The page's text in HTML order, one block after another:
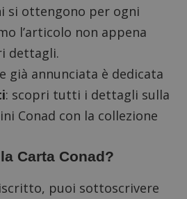
si ottengono per ogni
l’articolo non appena
dettagli.
già annunciata è dedicata
: scopri tutti i dettagli sulla
Conad con la collezione
Carta Conad?
puoi sottoscrivere